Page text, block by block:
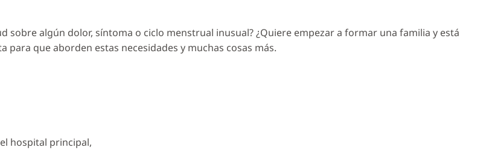
sobre algún dolor, síntoma o ciclo menstrual inusual? ¿Quiere empezar a formar una familia y está
que aborden estas necesidades y muchas cosas más.
hospital principal,